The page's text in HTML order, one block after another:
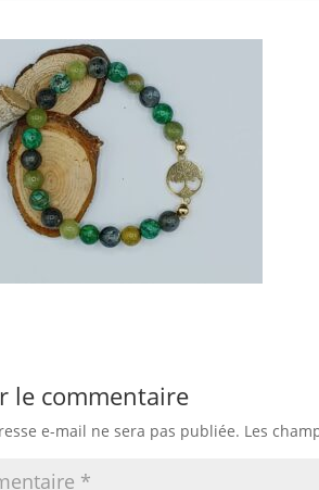
le commentaire
e-mail ne sera pas publiée. Les